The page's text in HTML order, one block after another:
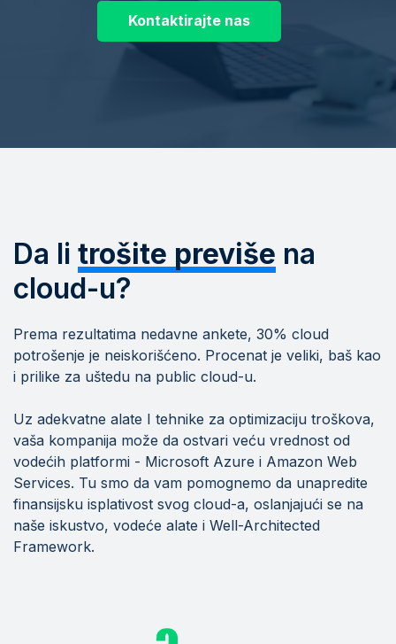
Kontaktirajte nas
Da li trošite previše na
cloud-u?
Prema rezultatima nedavne ankete, 30% cloud
potrošenje je neiskorišćeno. Procenat je veliki, baš kao
i prilike za uštedu na public cloud-u.
Uz adekvatne alate I tehnike za optimizaciju troškova,
vaša kompanija može da ostvari veću vrednost od
vodećih platformi - Microsoft Azure i Amazon Web
Services. Tu smo da vam pomognemo da unapredite
finansijsku isplativost svog cloud-a, oslanjajući se na
naše iskustvo, vodeće alate i Well-Architected
Framework.